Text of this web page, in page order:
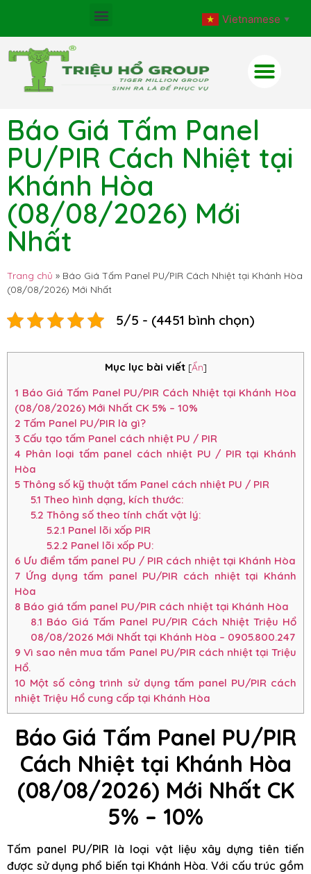
Vietnamese ▼
Báo Giá Tấm Panel
PU/PIR Cách Nhiệt tại
Khánh Hòa
(08/08/2026) Mới
Nhất
Trang chủ » Báo Giá Tấm Panel PU/PIR Cách Nhiệt tại Khánh Hòa
(08/08/2026) Mới Nhất
5/5 - (4451 bình chọn)
Mục lục bài viết [Ẩn]
1 Báo Giá Tấm Panel PU/PIR Cách Nhiệt tại Khánh Hòa
(08/08/2026) Mới Nhất CK 5% – 10%
2 Tấm Panel PU/PIR là gì?
3 Cấu tạo tấm Panel cách nhiệt PU / PIR
4 Phân loại tấm panel cách nhiệt PU / PIR tại Khánh
Hòa
5 Thông số kỹ thuật tấm Panel cách nhiệt PU / PIR
5.1 Theo hình dạng, kích thước:
5.2 Thông số theo tính chất vật lý:
5.2.1 Panel lõi xốp PIR
5.2.2 Panel lõi xốp PU:
6 Ưu điểm tấm panel PU / PIR cách nhiệt tại Khánh Hòa
7 Ứng dụng tấm panel PU/PIR cách nhiệt tại Khánh
Hòa
8 Báo giá tấm panel PU/PIR cách nhiệt tại Khánh Hòa
8.1 Báo Giá Tấm Panel PU/PIR Cách Nhiệt Triệu Hổ
08/08/2026 Mới Nhất tại Khánh Hòa – 0905.800.247
9 Vì sao nên mua tấm Panel PU/PIR cách nhiệt tại Triệu
Hổ.
10 Một số công trình sử dụng tấm panel PU/PIR cách
nhiệt Triệu Hổ cung cấp tại Khánh Hòa
Báo Giá Tấm Panel PU/PIR
Cách Nhiệt tại Khánh Hòa
(08/08/2026) Mới Nhất CK
5% – 10%
Tấm panel PU/PIR là loại vật liệu xây dựng tiên tiến
được sử dụng phổ biến tại Khánh Hòa. Với cấu trúc gồm